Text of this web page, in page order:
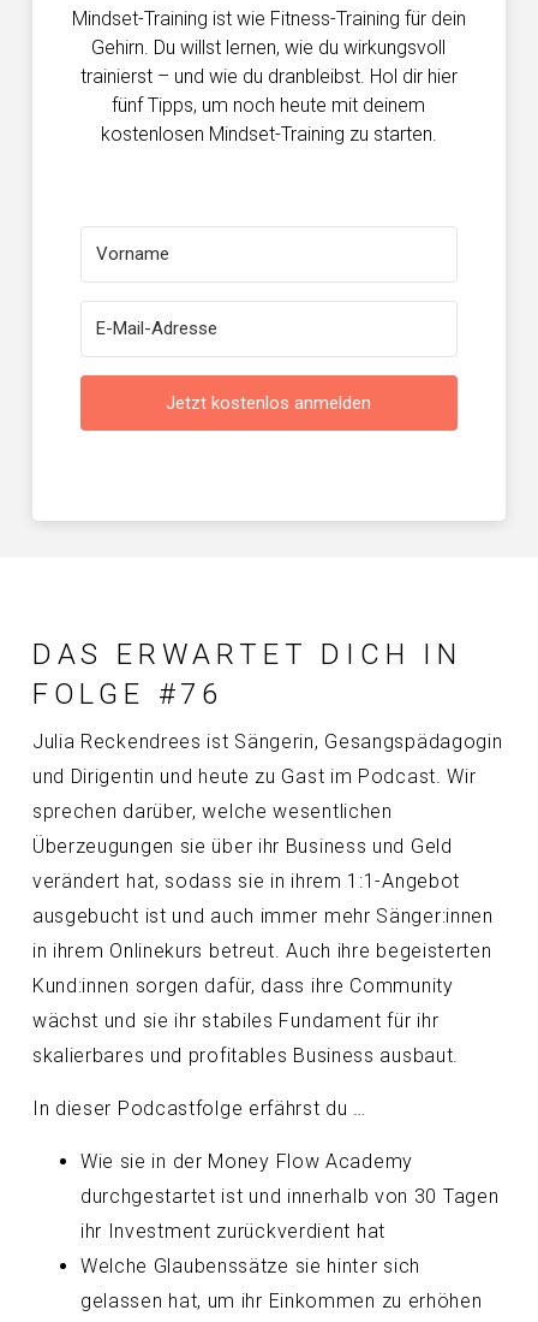
Mindset-Training ist wie Fitness-Training für dein
Gehirn. Du willst lernen, wie du wirkungsvoll
trainierst – und wie du dranbleibst. Hol dir hier
fünf Tipps, um noch heute mit deinem
kostenlosen Mindset-Training zu starten.
Jetzt kostenlos anmelden
DAS ERWARTET DICH IN
FOLGE #76
Julia Reckendrees ist Sängerin, Gesangspädagogin
und Dirigentin und heute zu Gast im Podcast. Wir
sprechen darüber, welche wesentlichen
Überzeugungen sie über ihr Business und Geld
verändert hat, sodass sie in ihrem 1:1-Angebot
ausgebucht ist und auch immer mehr Sänger:innen
in ihrem Onlinekurs betreut. Auch ihre begeisterten
Kund:innen sorgen dafür, dass ihre Community
wächst und sie ihr stabiles Fundament für ihr
skalierbares und profitables Business ausbaut.
In dieser Podcastfolge erfährst du …
Wie sie in der Money Flow Academy
durchgestartet ist und innerhalb von 30 Tagen
ihr Investment zurückverdient hat
Welche Glaubenssätze sie hinter sich
gelassen hat, um ihr Einkommen zu erhöhen